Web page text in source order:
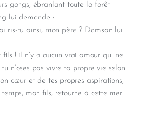
gongs, ébranlant toute la forêt
lui demande :
ris-tu ainsi, mon père ? Damsan lui
fils ! il n’y a aucun vrai amour qui ne
n’oses pas vivre ta propre vie selon
cœur et de tes propres aspirations,
mon fils, retourne à cette mer